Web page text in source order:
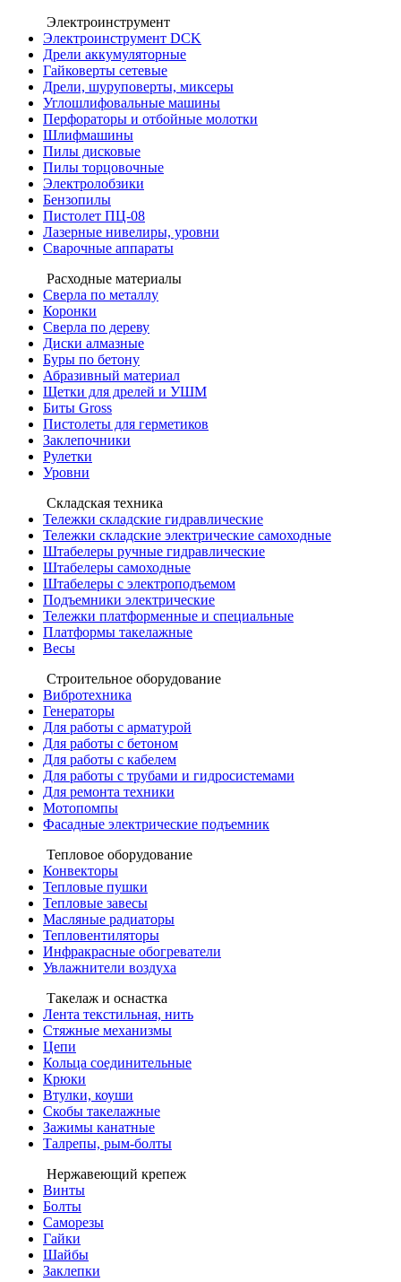
Электроинструмент
Электроинструмент DCK
Дрели аккумуляторные
Гайковерты сетевые
Дрели, шуруповерты, миксеры
Углошлифовальные машины
Перфораторы и отбойные молотки
Шлифмашины
Пилы дисковые
Пилы торцовочные
Электролобзики
Бензопилы
Пистолет ПЦ-08
Лазерные нивелиры, уровни
Сварочные аппараты
Расходные материалы
Сверла по металлу
Коронки
Сверла по дереву
Диски алмазные
Буры по бетону
Абразивный материал
Щетки для дрелей и УШМ
Биты Gross
Пистолеты для герметиков
Заклепочники
Рулетки
Уровни
Складская техника
Тележки складские гидравлические
Тележки складские электрические самоходные
Штабелеры ручные гидравлические
Штабелеры самоходные
Штабелеры с электроподъемом
Подъемники электрические
Тележки платформенные и специальные
Платформы такелажные
Весы
Строительное оборудование
Вибротехника
Генераторы
Для работы с арматурой
Для работы с бетоном
Для работы с кабелем
Для работы с трубами и гидросистемами
Для ремонта техники
Мотопомпы
Фасадные электрические подъемник
Тепловое оборудование
Конвекторы
Тепловые пушки
Тепловые завесы
Масляные радиаторы
Тепловентиляторы
Инфракрасные обогреватели
Увлажнители воздуха
Такелаж и оснастка
Лента текстильная, нить
Стяжные механизмы
Цепи
Кольца соединительные
Крюки
Втулки, коуши
Скобы такелажные
Зажимы канатные
Талрепы, рым-болты
Нержавеющий крепеж
Винты
Болты
Саморезы
Гайки
Шайбы
Заклепки